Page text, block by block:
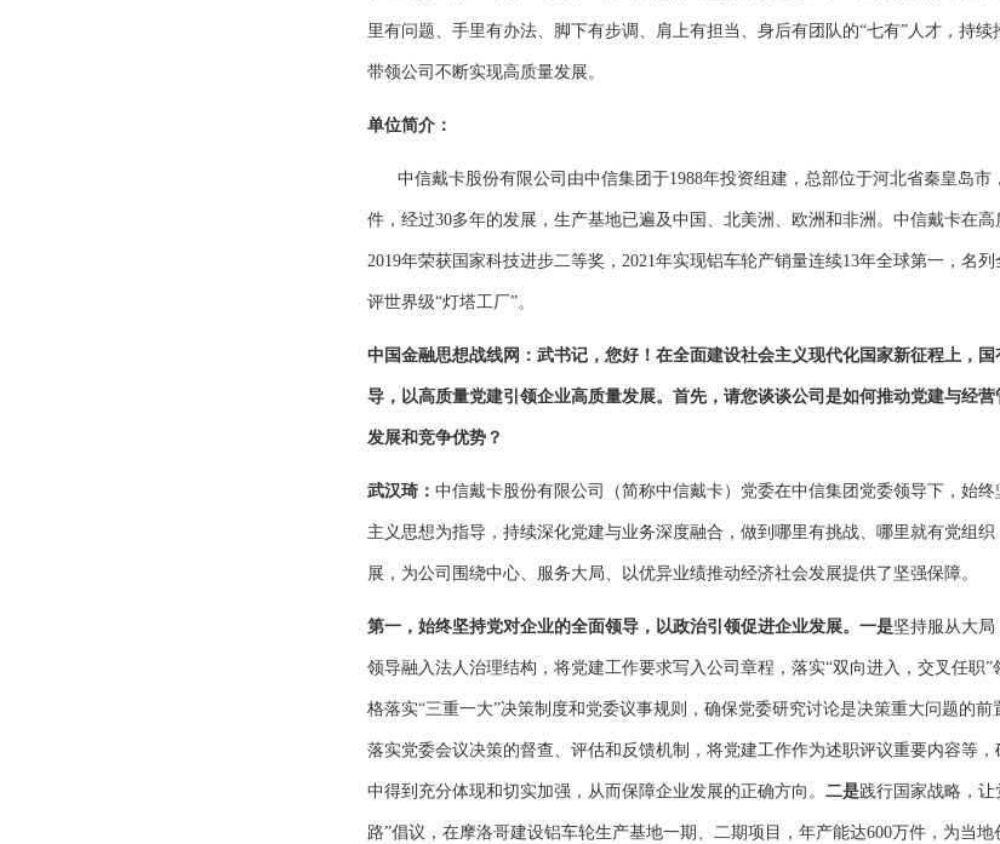
里有问题、手里有办法、脚下有步调、肩上有担当、身后有团队的“七有”人才，持续
带领公司不断实现高质量发展。
单位简介：
中信戴卡股份有限公司由中信集团于1988年投资组建，总部位于河北省秦皇岛
件，经过30多年的发展，生产基地已遍及中国、北美洲、欧洲和非洲。中信戴卡在高
2019年荣获国家科技进步二等奖，2021年实现铝车轮产销量连续13年全球第一，名
评世界级“灯塔工厂”。
中国金融思想战线网：武书记，您好！在全面建设社会主义现代化国家新征程上，
导，以高质量党建引领企业高质量发展。首先，请您谈谈公司是如何推动党建与经
发展和竞争优势？
武汉琦：中信戴卡股份有限公司（简称中信戴卡）党委在中信集团党委领导下，始
主义思想为指导，持续深化党建与业务深度融合，做到哪里有挑战、哪里就有党组
展，为公司围绕中心、服务大局、以优异业绩推动经济社会发展提供了坚强保障。
第一，始终坚持党对企业的全面领导，以政治引领促进企业发展。一是坚持服从大
领导融入法人治理结构，将党建工作要求写入公司章程，落实“双向进入，交叉任职
格落实“三重一大”决策制度和党委议事规则，确保党委研究讨论是决策重大问题的
落实党委会议决策的督查、评估和反馈机制，将党建工作作为述职评议重要内容等
中得到充分体现和切实加强，从而保障企业发展的正确方向。二是践行国家战略，
路”倡议，在摩洛哥建设铝车轮生产基地一期、二期项目，年产能达600万件，为当地